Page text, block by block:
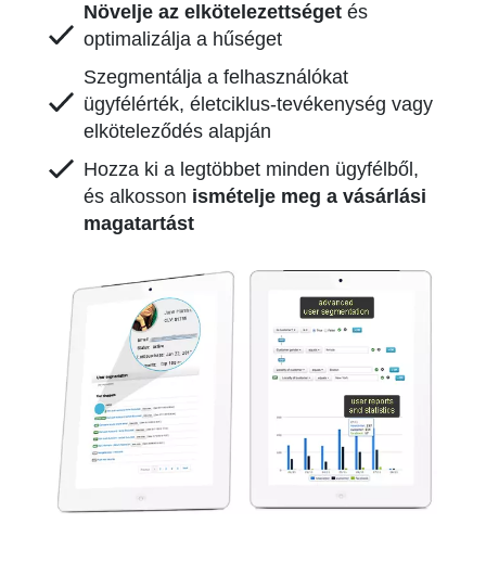
Növelje az elkötelezettséget és
optimalizálja a hűséget
Szegmentálja a felhasználókat
ügyfélérték, életciklus-tevékenység vagy
elköteleződés alapján
Hozza ki a legtöbbet minden ügyfélből,
és alkosson ismételje meg a vásárlási
magatartást